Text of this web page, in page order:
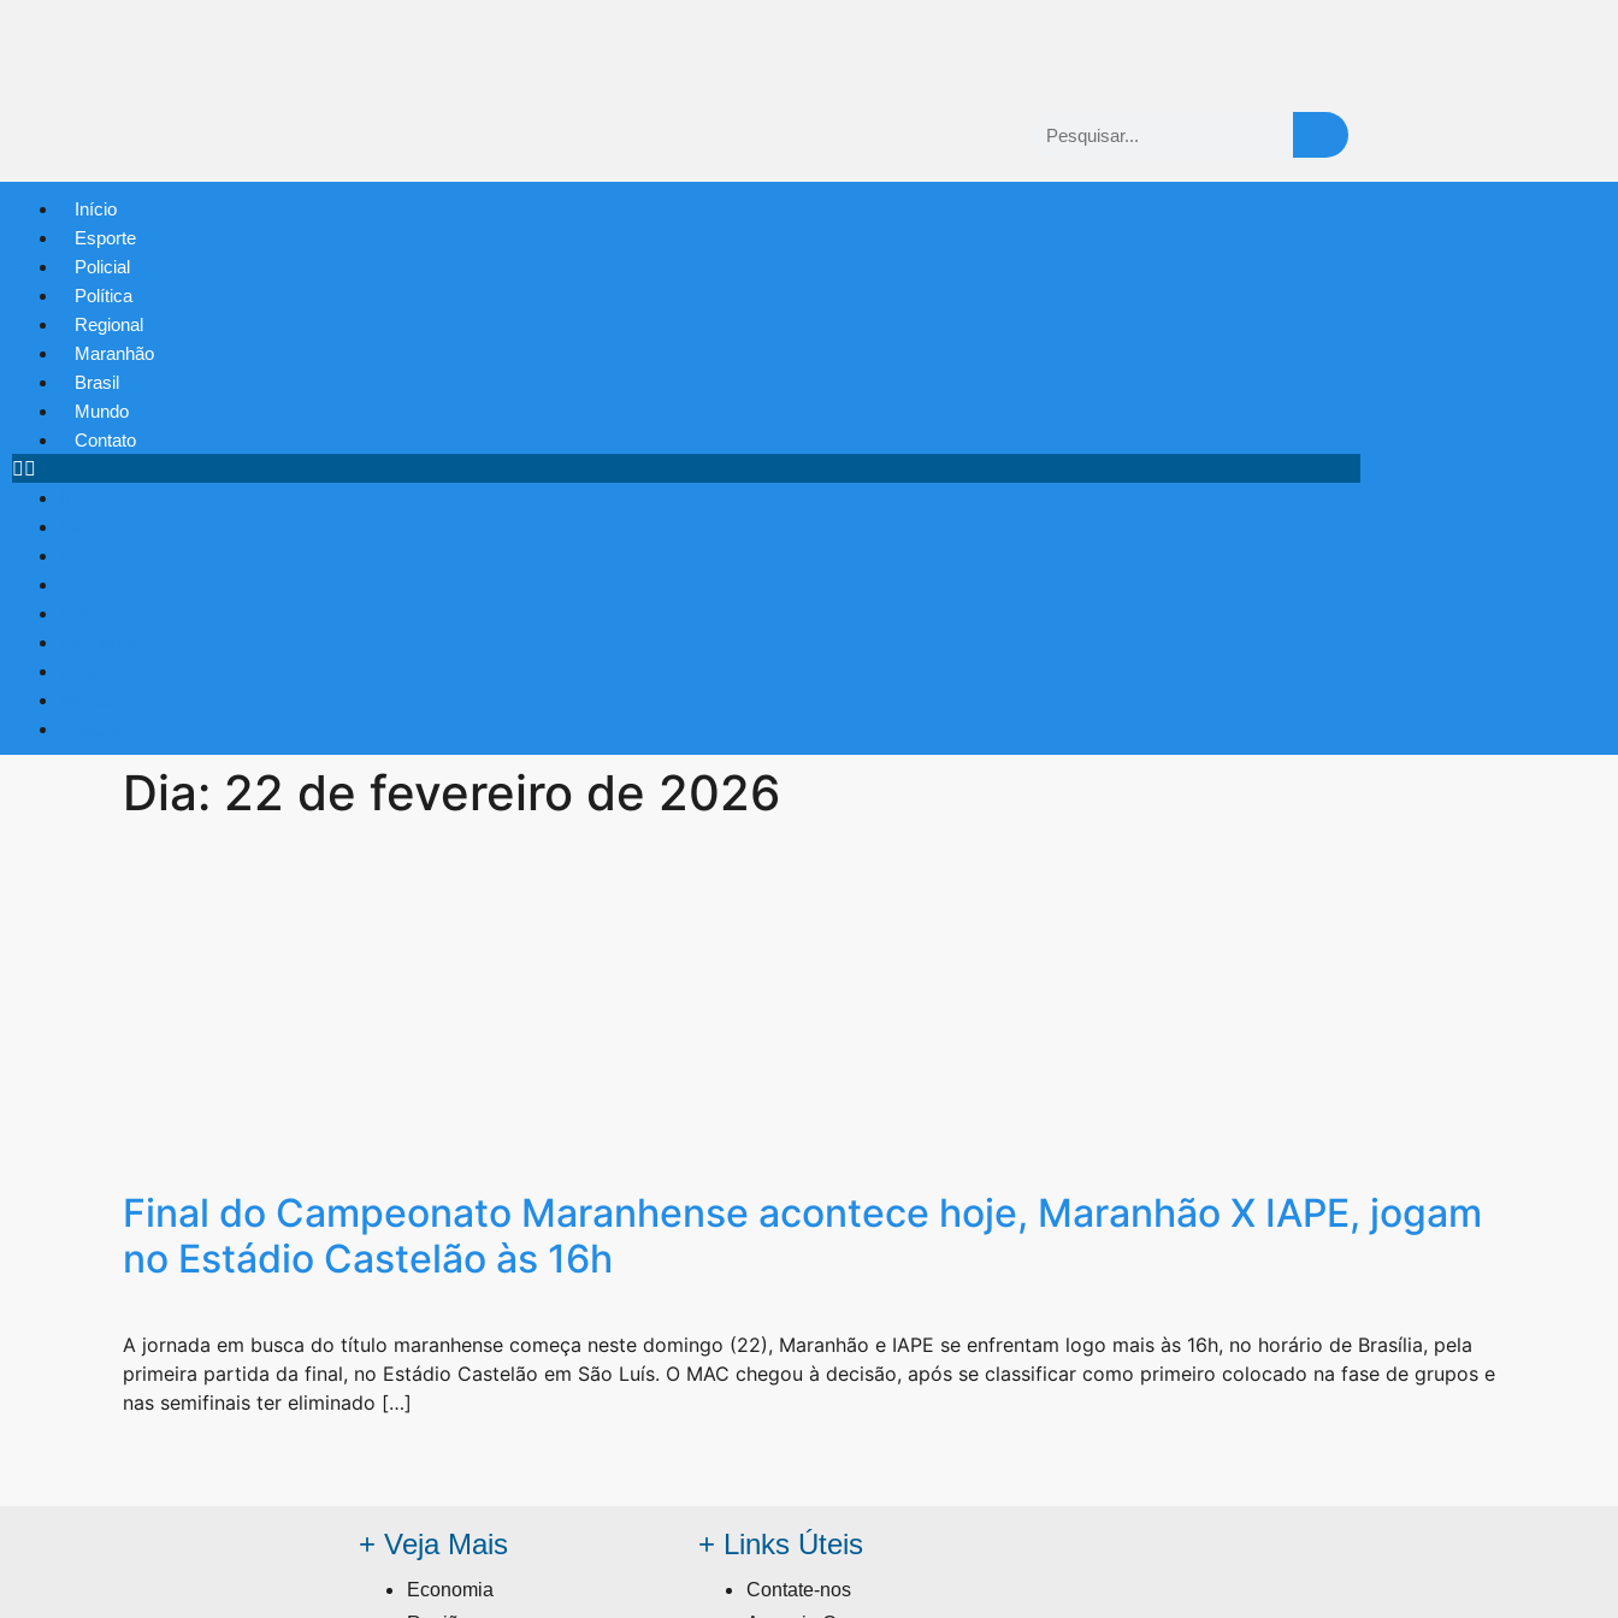
Início
Esporte
Policial
Política
Regional
Maranhão
Brasil
Mundo
Contato
Dia: 22 de fevereiro de 2026
Final do Campeonato Maranhense acontece hoje, Maranhão X IAPE, jogam
no Estádio Castelão às 16h
A jornada em busca do título maranhense começa neste domingo (22), Maranhão e IAPE se enfrentam logo mais às 16h, no horário de Brasília, pela
primeira partida da final, no Estádio Castelão em São Luís. O MAC chegou à decisão, após se classificar como primeiro colocado na fase de grupos e
nas semifinais ter eliminado […]
+ Veja Mais
Economia
+ Links Úteis
Contate-nos